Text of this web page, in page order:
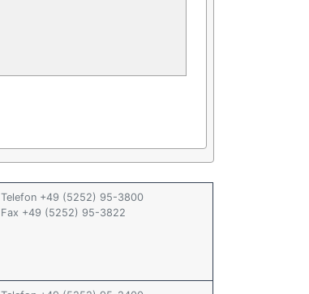
Telefon +49 (5252) 95-3800
Fax +49 (5252) 95-3822